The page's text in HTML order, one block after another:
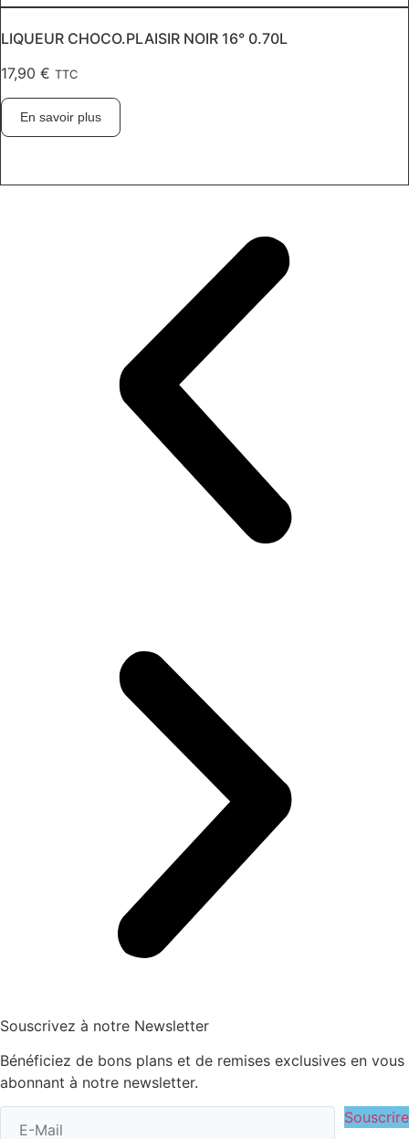
LIQUEUR CHOCO.PLAISIR NOIR 16° 0.70L
17,90 € TTC
En savoir plus
Souscrivez à notre Newsletter
Bénéficiez de bons plans et de remises exclusives en vous
abonnant à notre newsletter.
Souscrire